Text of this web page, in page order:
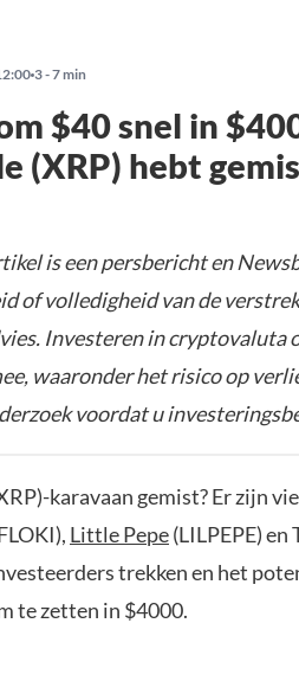
3 - 7 min
$40 snel in
(XRP) hebt
is een persbericht en
of volledigheid van de
Investeren in cryptovaluta
waaronder het risico op
voordat u
karavaan gemist? Er zijn
Little Pepe(LILPEPE)
trekken en het
te zetten in $4000.